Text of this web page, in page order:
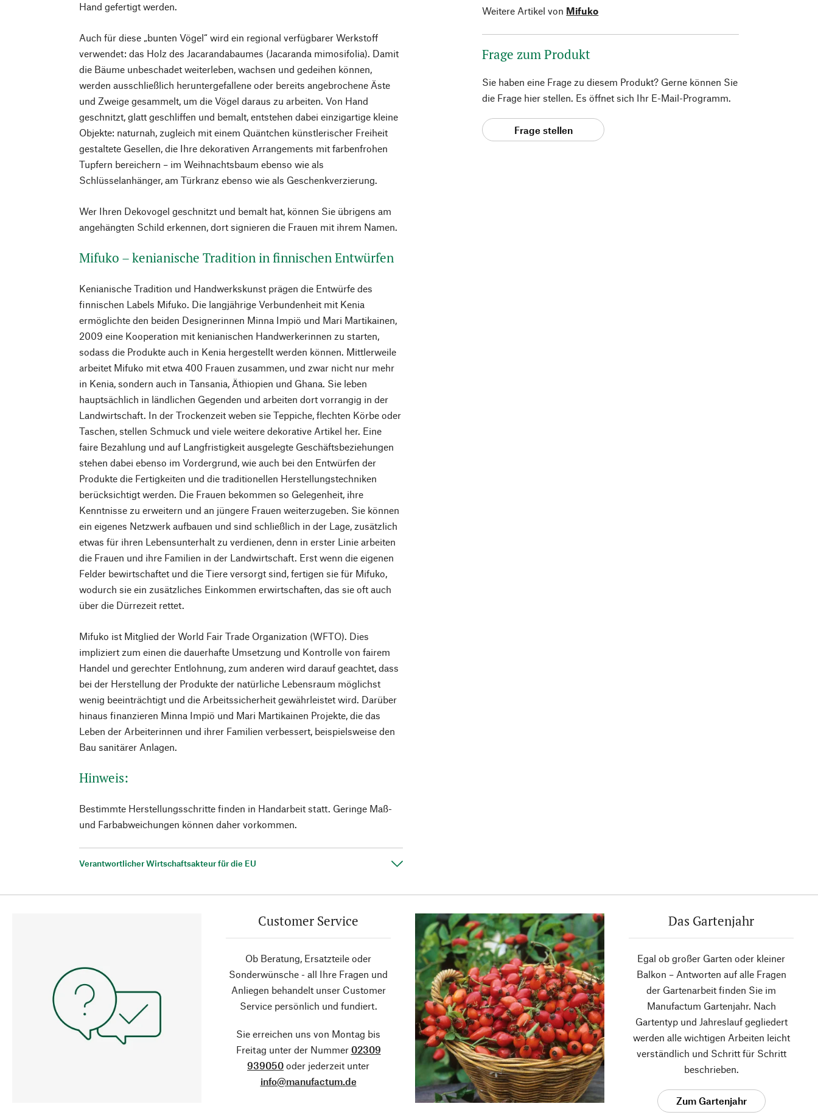
Hand gefertigt werden.
Auch für diese „bunten Vögel“ wird ein regional verfügbarer Werkstoff
verwendet: das Holz des Jacarandabaumes (Jacaranda mimosifolia). Damit
die Bäume unbeschadet weiterleben, wachsen und gedeihen können,
werden ausschließlich heruntergefallene oder bereits angebrochene Äste
und Zweige gesammelt, um die Vögel daraus zu arbeiten. Von Hand
geschnitzt, glatt geschliffen und bemalt, entstehen dabei einzigartige kleine
Objekte: naturnah, zugleich mit einem Quäntchen künstlerischer Freiheit
gestaltete Gesellen, die Ihre dekorativen Arrangements mit farbenfrohen
Tupfern bereichern – im Weihnachtsbaum ebenso wie als
Schlüsselanhänger, am Türkranz ebenso wie als Geschenkverzierung.
Wer Ihren Dekovogel geschnitzt und bemalt hat, können Sie übrigens am
angehängten Schild erkennen, dort signieren die Frauen mit ihrem Namen.
Mifuko – kenianische Tradition in finnischen Entwürfen
Kenianische Tradition und Handwerkskunst prägen die Entwürfe des
finnischen Labels Mifuko. Die langjährige Verbundenheit mit Kenia
ermöglichte den beiden Designerinnen Minna Impiö und Mari Martikainen,
2009 eine Kooperation mit kenianischen Handwerkerinnen zu starten,
sodass die Produkte auch in Kenia hergestellt werden können. Mittlerweile
arbeitet Mifuko mit etwa 400 Frauen zusammen, und zwar nicht nur mehr
in Kenia, sondern auch in Tansania, Äthiopien und Ghana. Sie leben
hauptsächlich in ländlichen Gegenden und arbeiten dort vorrangig in der
Landwirtschaft. In der Trockenzeit weben sie Teppiche, flechten Körbe oder
Taschen, stellen Schmuck und viele weitere dekorative Artikel her. Eine
faire Bezahlung und auf Langfristigkeit ausgelegte Geschäftsbeziehungen
stehen dabei ebenso im Vordergrund, wie auch bei den Entwürfen der
Produkte die Fertigkeiten und die traditionellen Herstellungstechniken
berücksichtigt werden. Die Frauen bekommen so Gelegenheit, ihre
Kenntnisse zu erweitern und an jüngere Frauen weiterzugeben. Sie können
ein eigenes Netzwerk aufbauen und sind schließlich in der Lage, zusätzlich
etwas für ihren Lebensunterhalt zu verdienen, denn in erster Linie arbeiten
die Frauen und ihre Familien in der Landwirtschaft. Erst wenn die eigenen
Felder bewirtschaftet und die Tiere versorgt sind, fertigen sie für Mifuko,
wodurch sie ein zusätzliches Einkommen erwirtschaften, das sie oft auch
über die Dürrezeit rettet.
Mifuko ist Mitglied der World Fair Trade Organization (WFTO). Dies
impliziert zum einen die dauerhafte Umsetzung und Kontrolle von fairem
Handel und gerechter Entlohnung, zum anderen wird darauf geachtet, dass
bei der Herstellung der Produkte der natürliche Lebensraum möglichst
wenig beeinträchtigt und die Arbeitssicherheit gewährleistet wird. Darüber
hinaus finanzieren Minna Impiö und Mari Martikainen Projekte, die das
Leben der Arbeiterinnen und ihrer Familien verbessert, beispielsweise den
Bau sanitärer Anlagen.
Hinweis:
Bestimmte Herstellungsschritte finden in Handarbeit statt. Geringe Maß-
und Farbabweichungen können daher vorkommen.
Verantwortlicher Wirtschaftsakteur für die EU
Weitere Artikel von Mifuko
Frage zum Produkt
Sie haben eine Frage zu diesem Produkt? Gerne können Sie
die Frage hier stellen. Es öffnet sich Ihr E-Mail-Programm.
Frage stellen
Customer Service
Ob Beratung, Ersatzteile oder
Sonderwünsche - all Ihre Fragen und
Anliegen behandelt unser Customer
Service persönlich und fundiert.
Sie erreichen uns von Montag bis
Freitag unter der Nummer 02309
939050 oder jederzeit unter
info@manufactum.de
Das Gartenjahr
Egal ob großer Garten oder kleiner
Balkon – Antworten auf alle Fragen
der Gartenarbeit finden Sie im
Manufactum Gartenjahr. Nach
Gartentyp und Jahreslauf gegliedert
werden alle wichtigen Arbeiten leicht
verständlich und Schritt für Schritt
beschrieben.
Zum Gartenjahr